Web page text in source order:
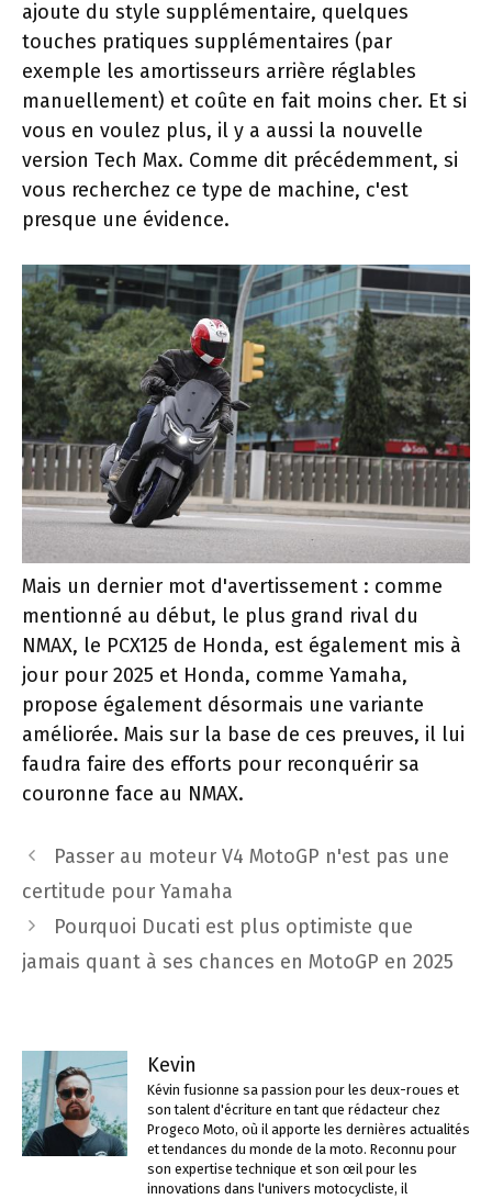
ajoute du style supplémentaire, quelques
touches pratiques supplémentaires (par
exemple les amortisseurs arrière réglables
manuellement) et coûte en fait moins cher. Et si
vous en voulez plus, il y a aussi la nouvelle
version Tech Max. Comme dit précédemment, si
vous recherchez ce type de machine, c'est
presque une évidence.
Mais un dernier mot d'avertissement : comme
mentionné au début, le plus grand rival du
NMAX, le PCX125 de Honda, est également mis à
jour pour 2025 et Honda, comme Yamaha,
propose également désormais une variante
améliorée. Mais sur la base de ces preuves, il lui
faudra faire des efforts pour reconquérir sa
couronne face au NMAX.
Navigation
des
Passer au moteur V4 MotoGP n'est pas une
certitude pour Yamaha
Pourquoi Ducati est plus optimiste que
jamais quant à ses chances en MotoGP en 2025
Kevin
Kévin fusionne sa passion pour les deux-roues et
son talent d'écriture en tant que rédacteur chez
Progeco Moto, où il apporte les dernières actualités
et tendances du monde de la moto. Reconnu pour
son expertise technique et son œil pour les
innovations dans l'univers motocycliste, il